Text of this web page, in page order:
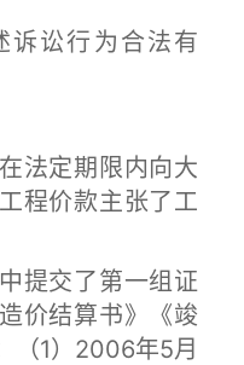
讼行为合法有
定期限内向大
程价款主张了工
交了第一组证
价结算书》《竣
（1）2006年5月